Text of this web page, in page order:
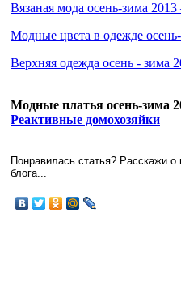
Вязаная мода осень-зима
Модные цвета в одежде
Верхняя одежда осень - зима
Модные платья осень-зима
Реактивные домохозяйки
Понравилась статья? Расскажи
блога...